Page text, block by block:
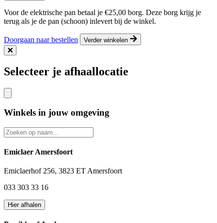
Voor de elektrische pan betaal je €25,00 borg. Deze borg krijg je
terug als je de pan (schoon) inlevert bij de winkel.
Doorgaan naar bestellen Verder winkelen
Selecteer je afhaallocatie
Winkels in jouw omgeving
Emiclaer Amersfoort
Emiclaerhof 256, 3823 ET Amersfoort
033 303 33 16
Hier afhalen